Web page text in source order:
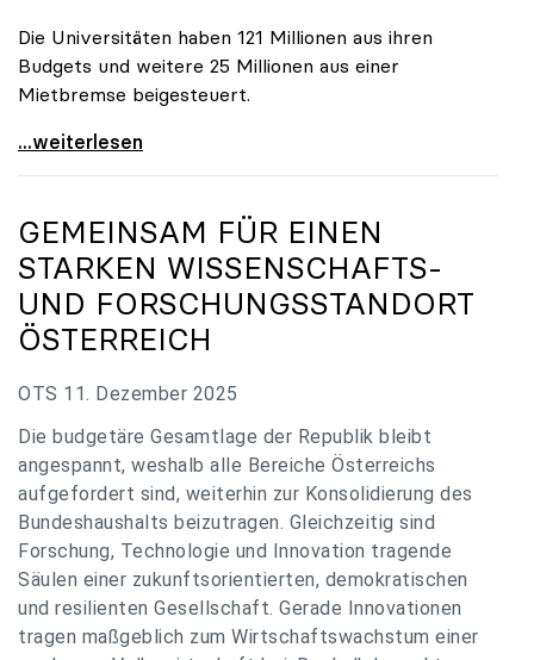
Die Universitäten haben 121 Millionen aus ihren
Budgets und weitere 25 Millionen aus einer
Mietbremse beigesteuert.
„Verzögerung unverständlich“: Universitäten
...weiterlesen
GEMEINSAM FÜR EINEN
STARKEN WISSENSCHAFTS-
UND FORSCHUNGSSTANDORT
ÖSTERREICH
OTS 11. Dezember 2025
Die budgetäre Gesamtlage der Republik bleibt
angespannt, weshalb alle Bereiche Österreichs
aufgefordert sind, weiterhin zur Konsolidierung des
Bundeshaushalts beizutragen. Gleichzeitig sind
Forschung, Technologie und Innovation tragende
Säulen einer zukunftsorientierten, demokratischen
und resilienten Gesellschaft. Gerade Innovationen
tragen maßgeblich zum Wirtschaftswachstum einer